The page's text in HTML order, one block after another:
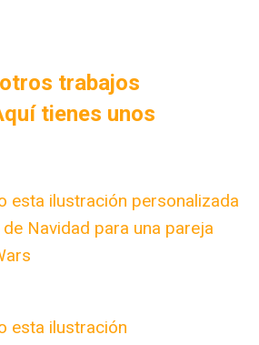
trabajos
tienes unos
esta ilustración personalizada
Navidad para una pareja
esta ilustración